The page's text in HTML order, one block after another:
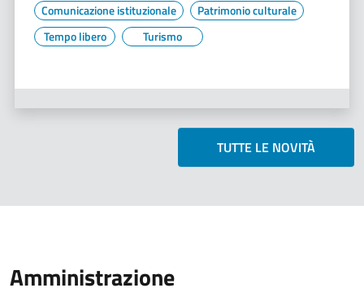
Comunicazione istituzionale
Patrimonio culturale
Tempo libero
Turismo
TUTTE LE NOVITÀ
Amministrazione